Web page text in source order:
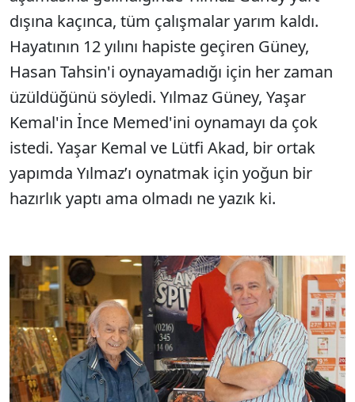
dışına kaçınca, tüm çalışmalar yarım kaldı.
Hayatının 12 yılını hapiste geçiren Güney,
Hasan Tahsin'i oynayamadığı için her zaman
üzüldüğünü söyledi. Yılmaz Güney, Yaşar
Kemal'in İnce Memed'ini oynamayı da çok
istedi. Yaşar Kemal ve Lütfi Akad, bir ortak
yapımda Yılmaz’ı oynatmak için yoğun bir
hazırlık yaptı ama olmadı ne yazık ki.